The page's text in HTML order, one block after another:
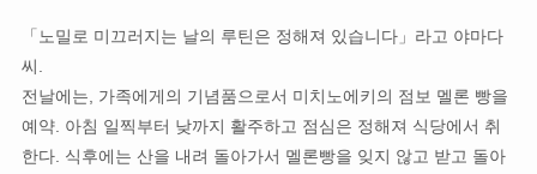
「노밀로 미끄러지는 날의 루틴은 정해져 있습니다」라고 야마다
씨.
전날에는, 가족에게의 기념품으로서 미치노에키의 점보 멜론 빵을
예약. 아침 일찍부터 낮까지 활주하고 점심은 정해져 식당에서 취
한다. 식후에는 산을 내려 돌아가서 멜론빵을 잊지 않고 받고 돌아